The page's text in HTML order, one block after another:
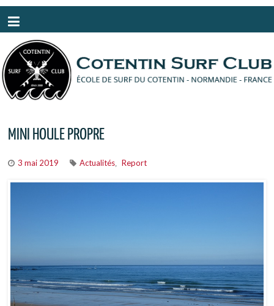
MINI HOULE PROPRE
3 mai 2019 Actualités Report
Panneau de gestion des cookies